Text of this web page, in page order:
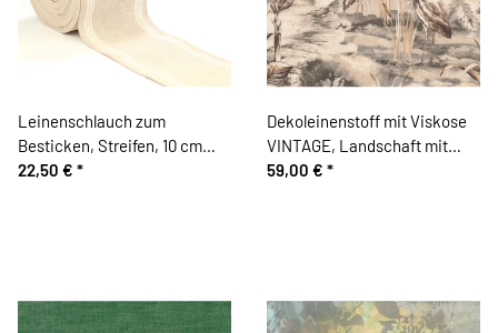
Leinenschlauch zum
Besticken, Streifen, 10 cm
breit, beige-wollweiß, Vaupel
22,50 € *
Dekoleinenstoff mit Viskose
VINTAGE, Landschaft mit
Kranich, natur, Clarke &
59,00 € *